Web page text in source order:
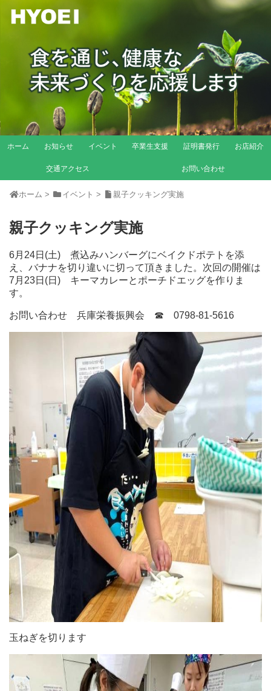
ホーム お知らせ イベント 卒業生支援 証明書発行 お店紹介
交通アクセス お問い合わせ
ホーム > イベント > 親子クッキング実施
親子クッキング実施
6月24日(土) 煮込みハンバーグにベイクドポテトを添
え、バナナを切り違いに切って頂きました。次回の開催は
7月23日(日) キーマカレーとポーチドエッグを作りま
す。
お問い合わせ 兵庫栄養振興会 ☎ 0798-81-5616
玉ねぎを切ります